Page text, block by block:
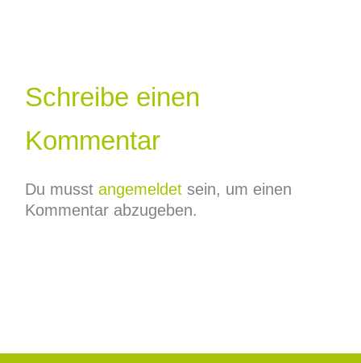
Schreibe einen
Kommentar
Du musst angemeldetsein, um einen
Kommentar abzugeben.